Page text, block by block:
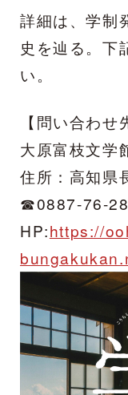
詳細は、学制
史を辿る。下
い。
【問い合わせ
大原富枝文学
住所：高知県
☎0887-76-
HP:https://